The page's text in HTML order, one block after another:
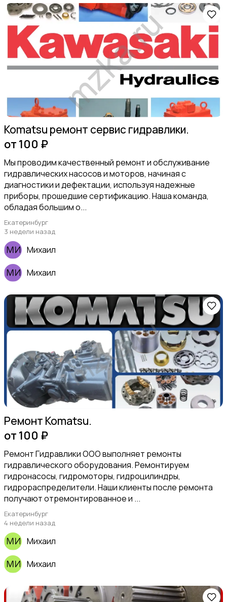
Komatsu ремонт сервис гидравлики.
от 100 ₽
Мы проводим качественный ремонт и обслуживание
гидравлических насосов и моторов, начиная с
диагностики и дефектации, используя надежные
приборы, прошедшие сертификацию. Наша команда,
обладая большим о...
Екатеринбург
3 недели назад
Михаил
Михаил
Ремонт Komatsu.
от 100 ₽
Ремонт Гидравлики ООО выполняет ремонты
гидравлического оборудования. Ремонтируем
гидронасосы, гидромоторы, гидроцилиндры,
гидрораспределители. Наши клиенты после ремонта
получают отремонтированное и ...
Екатеринбург
4 недели назад
Михаил
Михаил